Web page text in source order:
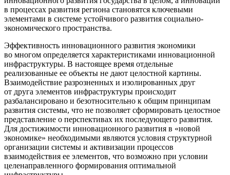
в процессах развития региона становятся ключевыми
элементами в системе устойчивого развития социально-
экономического пространства.
Эффективность инновационного развития экономики
во многом определяется характеристиками инновационной
инфраструктуры. В настоящее время отдельные
реализованные ее объекты не дают целостной картины.
Взаимодействие разрозненных и изолированных друг
от друга элементов инфраструктуры происходит
разбалансировано и безотносительно к общим принципам
развития системы, что не позволяет сформировать целостное
представление о перспективах их последующего развития.
Для достижимости инновационного развития в «новой
экономике» необходимыми являются условия структурной
организации системы и активизации процессов
взаимодействия ее элементов, что возможно при условии
целенаправленного формирования оптимальной